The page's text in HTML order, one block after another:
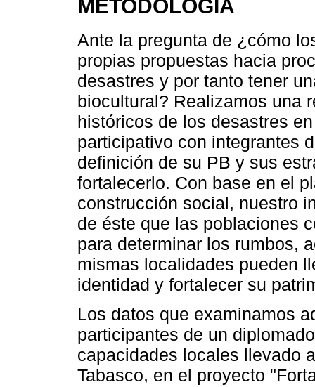
METODOLOGÍA
Ante la pregunta de ¿cómo
propias propuestas hacia
desastres y por tanto tener
biocultural? Realizamos una
históricos de los desastres
participativo con integrantes
definición de su PB y sus
fortalecerlo. Con base en el
construcción social, nuestro
de éste que las poblaciones
para determinar los rumbos,
mismas localidades pueden
identidad y fortalecer su
Los datos que examinamos
participantes de un
capacidades locales llevado
Tabasco, en el proyecto